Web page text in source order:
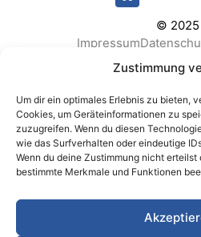
Zustimmung
Um dir ein optimales Erlebnis zu bieten,
Cookies, um Geräteinformationen zu
zuzugreifen. Wenn du diesen
wie das Surfverhalten oder eindeutige
Wenn du deine Zustimmung nicht
bestimmte Merkmale und Funktionen
© 2025
Impressum
Facebook
BELIEBTE
Berichte & Analysen Business
Gesundheit &